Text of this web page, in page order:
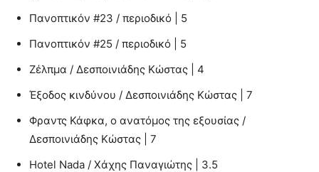
Πανοπτικόν #23 / περιοδικό | 5
Πανοπτικόν #25 / περιοδικό | 5
Ζέλπμα / Δεσποινιάδης Κώστας | 4
Έξοδος κινδύνου / Δεσποινιάδης Κώστας | 7
Φραντς Κάφκα, ο ανατόμος της εξουσίας /
Δεσποινιάδης Κώστας | 7
Hotel Nada / Χάχης Παναγιώτης | 3.5